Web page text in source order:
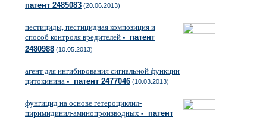
патент 2485083 (20.06.2013)
пестициды, пестицидная композиция и
способ контроля вредителей - патент
2480988 (10.05.2013)
агент для ингибирования сигнальной функции
цитокинина - патент 2477046 (10.03.2013)
фунгицид на основе гетероциклил-
пиримидинил-аминопроизводных - патент